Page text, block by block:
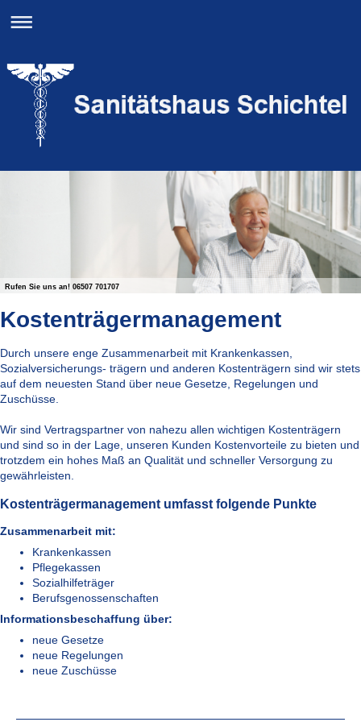
Rufen Sie uns an! 06507 701707
Kostenträgermanagement
Durch unsere enge Zusammenarbeit mit Krankenkassen,
Sozialversicherungs- trägern und anderen Kostenträgern sind wir stets
auf dem neuesten Stand über neue Gesetze, Regelungen und
Zuschüsse.
Wir sind Vertragspartner von nahezu allen wichtigen Kostenträgern
und sind so in der Lage, unseren Kunden Kostenvorteile zu bieten und
trotzdem ein hohes Maß an Qualität und schneller Versorgung zu
gewährleisten.
Kostenträgermanagement umfasst folgende Punkte
Zusammenarbeit mit:
Krankenkassen
Pflegekassen
Sozialhilfeträger
Berufsgenossenschaften
Informationsbeschaffung über:
neue Gesetze
neue Regelungen
neue Zuschüsse